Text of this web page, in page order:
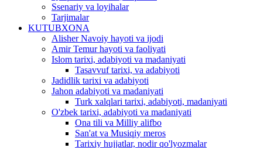
Ssenariy va loyihalar
Tarjimalar
KUTUBXONA
Alisher Navoiy hayoti va ijodi
Amir Temur hayoti va faoliyati
Islom tarixi, adabiyoti va madaniyati
Tasavvuf tarixi, va adabiyoti
Jadidlik tarixi va adabiyoti
Jahon adabiyoti va madaniyati
Turk xalqlari tarixi, adabiyoti, madaniyati
O'zbek tarixi, adabiyoti va madaniyati
Ona tili va Milliy alifbo
San'at va Musiqiy meros
Tarixiy hujjatlar, nodir qo'lyozmalar